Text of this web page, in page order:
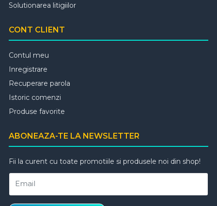
Solutionarea litigiilor
CONT CLIENT
Contul meu
Inregistrare
Recuperare parola
Istoric comenzi
Produse favorite
ABONEAZA-TE LA NEWSLETTER
Fii la curent cu toate promotiile si produsele noi din shop!
Email